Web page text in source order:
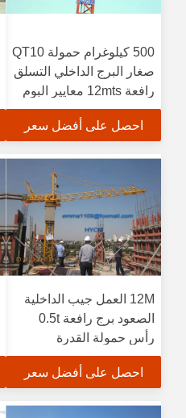
500 كيلوغرام حمولة QT10
صغار البرج الداخلي التسلق
رافعة 12mts معايير البوم
احصل على أفضل سعر
12M العمل جيب الداخلية
الصعود برج رافعة 0.5t
رأس حمولة القدرة
احصل على أفضل سعر